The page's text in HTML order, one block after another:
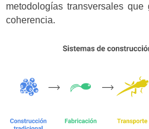
metodologías transversales
coherencia.